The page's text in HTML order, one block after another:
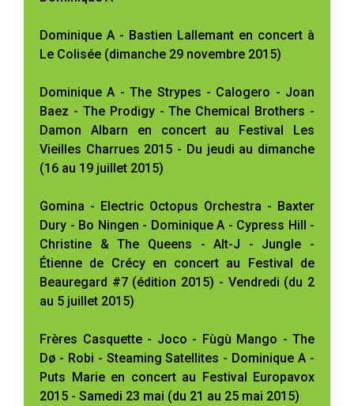
Dominique A - Bastien Lallemant en concert à
Le Colisée (dimanche 29 novembre 2015)
Dominique A - The Strypes - Calogero - Joan
Baez - The Prodigy - The Chemical Brothers -
Damon Albarn en concert au Festival Les
Vieilles Charrues 2015 - Du jeudi au dimanche
(16 au 19 juillet 2015)
Gomina - Electric Octopus Orchestra - Baxter
Dury - Bo Ningen - Dominique A - Cypress Hill -
Christine & The Queens - Alt-J - Jungle -
Étienne de Crécy en concert au Festival de
Beauregard #7 (édition 2015) - Vendredi (du 2
au 5 juillet 2015)
Frères Casquette - Joco - Fùgù Mango - The
Dø - Robi - Steaming Satellites - Dominique A -
Puts Marie en concert au Festival Europavox
2015 - Samedi 23 mai (du 21 au 25 mai 2015)